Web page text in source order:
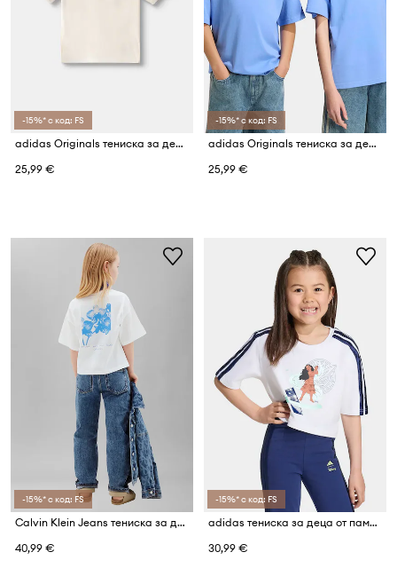
-15%* с код: FS
adidas Originals тениска за деца от памук LOGO PLAY
25,99 €
-15%* с код: FS
adidas Originals тениска за деца от памук
25,99 €
-15%* с код: FS
Calvin Klein Jeans тениска за деца от памук
40,99 €
-15%* с код: FS
adidas тениска за деца от памук с еластан DISNEY
30,99 €